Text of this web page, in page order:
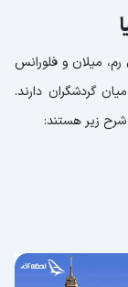
رم، میلان و فلورانس
گردشگران دارند.
شرح زیر هستند: